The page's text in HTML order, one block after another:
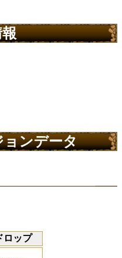
ョンデータ
ロップ